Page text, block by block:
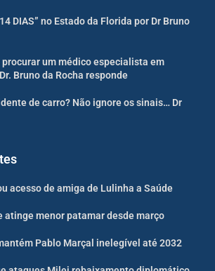
DIAS” no Estado da Florida por Dr Bruno
procurar um médico especialista em
Bruno da Rocha responde
de carro? Não ignore os sinais… Dr
acesso de amiga de Lulinha a Saúde
atinge menor patamar desde março
Pablo Marçal inelegível até 2032